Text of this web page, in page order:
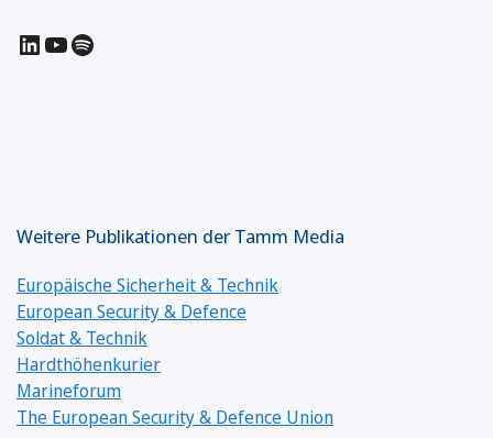
LinkedIn
YouTube
Spotify
Weitere Publikationen der Tamm Media
Europäische Sicherheit & Technik
European Security & Defence
Soldat & Technik
Hardthöhenkurier
Marineforum
The European Security & Defence Union